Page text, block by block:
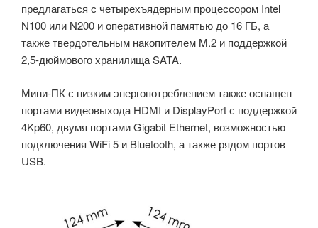
предлагаться с четырехъядерным процессором Intel
N100 или N200 и оперативной памятью до 16 ГБ, а
также твердотельным накопителем M.2 и поддержкой
2,5-дюймового хранилища SATA.
Мини-ПК с низким энергопотреблением также оснащен
портами видеовыхода HDMI и DisplayPort с поддержкой
4Kp60, двумя портами Gigabit Ethernet, возможностью
подключения WiFi 5 и Bluetooth, а также рядом портов
USB.